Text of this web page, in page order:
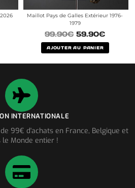
Maillot Pays de Galles Extérieur 1976-
1979
99.90€ 59.90€
AJOUTER AU PANIER
INTERNATIONALE
99€ d'achats en France, Belgique et
le Monde entier !